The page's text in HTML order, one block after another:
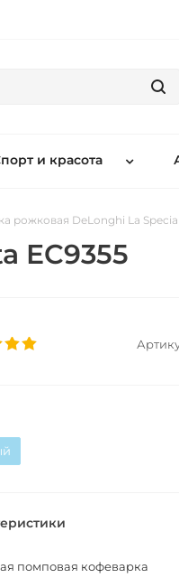
и красота
рожковая DeLonghi La
EC9355
помповая кофеварка